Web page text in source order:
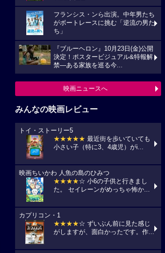
フランシス・ンら出演。中年男たち
がボートレースに挑む「逆流の男た
ち」
『ブルーヘロン』10月23日(金)公開
決定！ポスタービジュアル&特報解
禁―ある家族を巡る今...
映画ニュースへ
みんなの映画レビュー
トイ・ストーリー5
★★★★★ 最近街を歩いていても
小さい子（特に3、4歳児）がi...
映画ちいかわ 人魚の島のひみつ
★★★★☆ 小6の子供と行きまし
た。 セイレーンがめっちゃ怖か...
カプリコン・1
★★★★☆ ずいぶん前に見た感じ
がしますが、面白かったです。作...